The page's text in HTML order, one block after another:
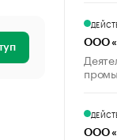
ООО
ООО